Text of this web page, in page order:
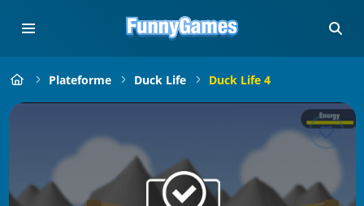
Plateforme Duck Life Duck Life 4